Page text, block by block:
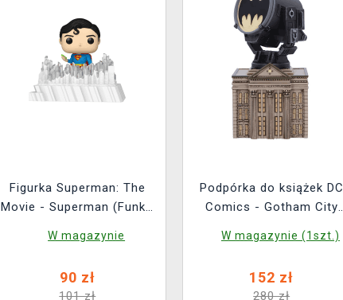
Figurka Superman: The
Movie - Superman (Funko
W magazynie
90 zł
101 zł
Podpórka do książek DC
Comics - Gotham City
(Nemesis Now)
W magazynie (1szt.)
152 zł
280 zł